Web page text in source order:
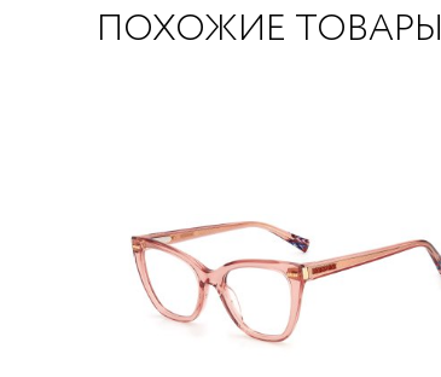
ПОХОЖИЕ ТОВАРЫ